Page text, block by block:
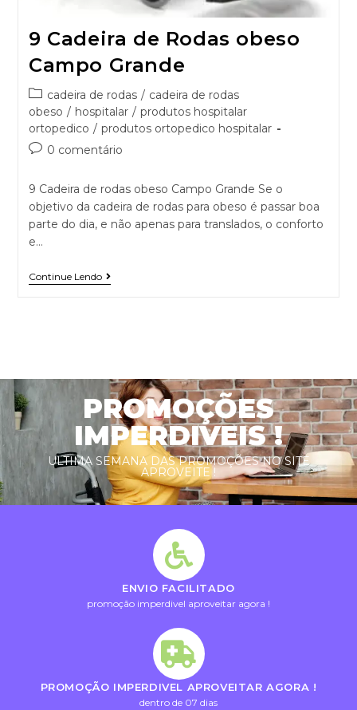
9 Cadeira de Rodas obeso
Campo Grande
cadeira de rodas / cadeira de rodas
obeso / hospitalar / produtos hospitalar
ortopedico / produtos ortopedico hospitalar
0 comentário
9 Cadeira de rodas obeso Campo Grande Se o
objetivo da cadeira de rodas para obeso é passar boa
parte do dia, e não apenas para translados, o conforto
e…
Continue Lendo
PROMOÇÕES
IMPERDIVEIS !
ULTIMA SEMANA DAS PROMOÇÕES NO SITE
APROVEITE !
ENVIO FACILITADO
promoção imperdivel aproveitar agora !
PROMOÇÃO IMPERDIVEL APROVEITAR AGORA !
dentro de 07 dias